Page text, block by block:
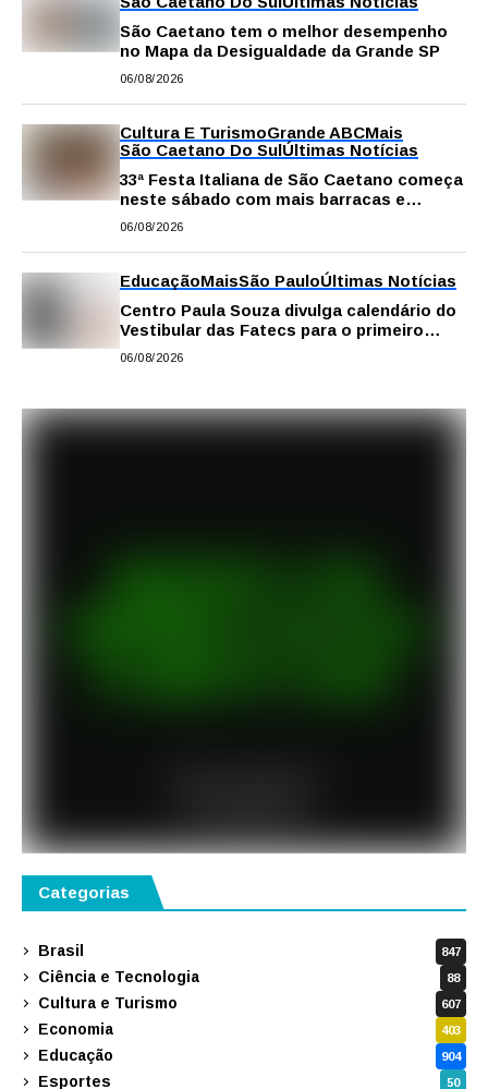
São Caetano tem o melhor desempenho
no Mapa da Desigualdade da Grande SP
06/08/2026
Cultura E TurismoGrande ABCMais
São Caetano Do SulÚltimas Notícias
33ª Festa Italiana de São Caetano começa
neste sábado com mais barracas e
novidades em decoração e atrações
06/08/2026
EducaçãoMaisSão PauloÚltimas Notícias
Centro Paula Souza divulga calendário do
Vestibular das Fatecs para o primeiro
semestre de 2027
06/08/2026
Categorias
Brasil 847
Ciência e Tecnologia 88
Cultura e Turismo 607
Economia 403
Educação 904
Esportes 50